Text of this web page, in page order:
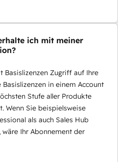
ich mit meiner
Basislizenzen Zugriff auf Ihre
in einem Account
Stufe aller Produkte
Wenn Sie beispielsweise
als auch Sales Hub
Ihr Abonnement der